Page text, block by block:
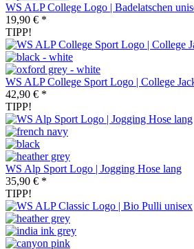
WS ALP College Logo | Badelatschen
19,90 € *
TIPP!
WS ALP College Sport Logo | College
42,90 € *
TIPP!
WS Alp Sport Logo | Jogging Hose lang
35,90 € *
TIPP!